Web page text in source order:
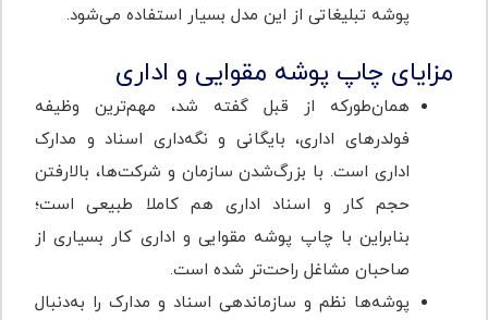
پوشه تبلیغاتی از این مدل بسیار استفاده می‌شود.
مزایای چاپ پوشه مقوایی و اداری
همان‌طور‌که از قبل گفته شد، مهم‌ترین وظیفه
فولدرهای اداری، بایگانی و نگه‌داری اسناد و مدارک
اداری است. با بزرگ‌شدن سازمان و شرکت‌ها، بالارفتن
حجم کار و اسناد اداری هم کاملا طبیعی است؛
بنابراین با چاپ پوشه مقوایی و اداری کار بسیاری از
صاحبان مشاغل راحت‌تر شده است.
پوشه‌ها نظم و سازماندهی اسناد و مدارک را به‌دنبال